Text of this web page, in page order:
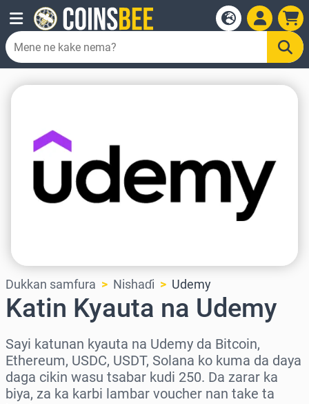
Dukkan samfura Nishaɗi Udemy
Katin Kyauta na Udemy
Sayi katunan kyauta na Udemy da Bitcoin,
Ethereum, USDC, USDT, Solana ko kuma da daya
daga cikin wasu tsabar kudi 250. Da zarar ka
biya, za ka karbi lambar voucher nan take ta